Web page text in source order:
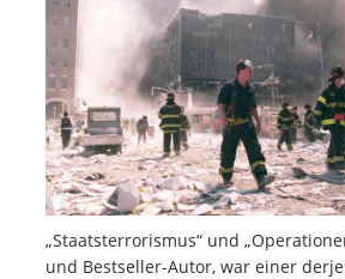
„Staatsterrorismus“ und
und Bestseller-Autor, war einer